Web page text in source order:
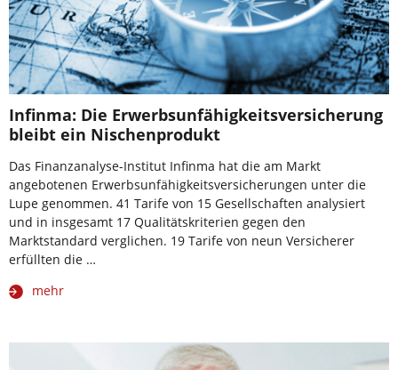
Infinma: Die Erwerbsunfähigkeitsversicherung
bleibt ein Nischenprodukt
Das Finanzanalyse-Institut Infinma hat die am Markt
angebotenen Erwerbsunfähigkeitsversicherungen unter die
Lupe genommen. 41 Tarife von 15 Gesellschaften analysiert
und in insgesamt 17 Qualitätskriterien gegen den
Marktstandard verglichen. 19 Tarife von neun Versicherer
erfüllten die …
mehr